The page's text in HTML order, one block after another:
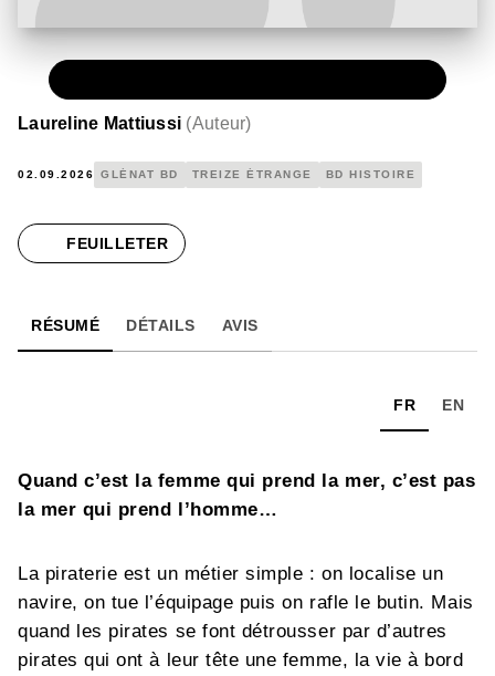
Laureline Mattiussi (Auteur)
02.09.2026 GLÉNAT BD TREIZE ÉTRANGE BD HISTOIRE
FEUILLETER
RÉSUMÉ DÉTAILS AVIS
FR EN
Quand c’est la femme qui prend la mer, c’est pas
la mer qui prend l’homme…
La piraterie est un métier simple : on localise un
navire, on tue l’équipage puis on rafle le butin. Mais
quand les pirates se font détrousser par d’autres
pirates qui ont à leur tête une femme, la vie à bord